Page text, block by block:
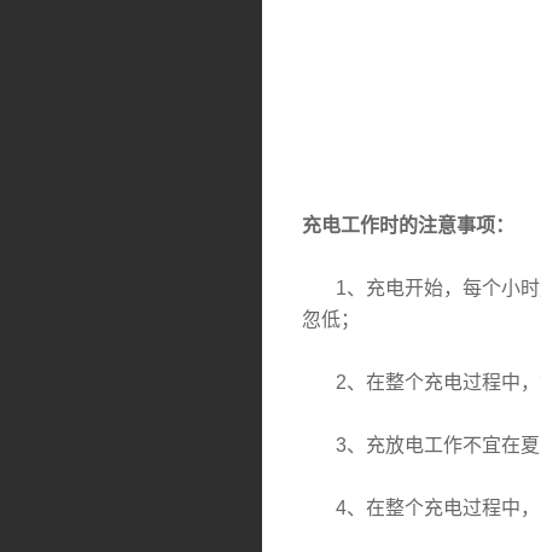
充电工作时的注意事项：
1、充电开始，每个小时
忽低；
2、在整个充电过程中，
3、充放电工作不宜在夏
4、在整个充电过程中，